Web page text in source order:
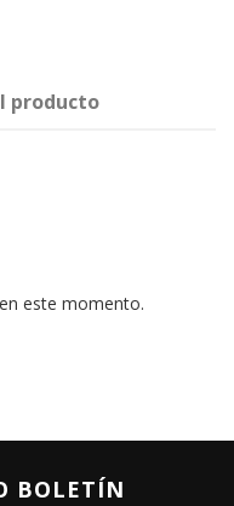
producto
este momento.
BOLETÍN